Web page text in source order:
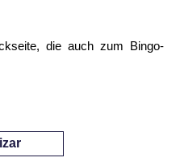
die auch zum Bingo-